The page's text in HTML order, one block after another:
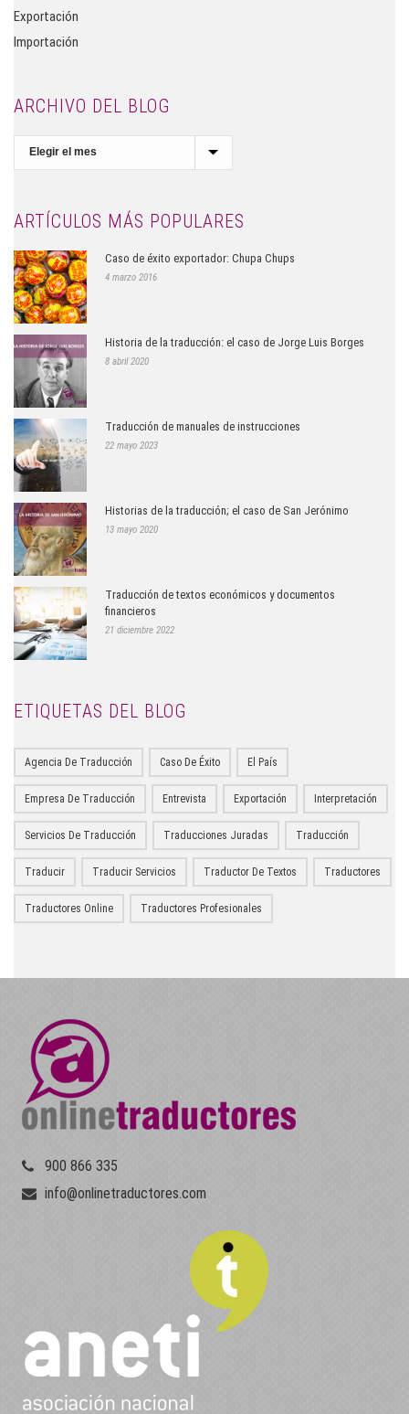
Exportación
Importación
ARCHIVO DEL BLOG
Archivo
del
ARTÍCULOS MÁS POPULARES
Caso de éxito exportador: Chupa Chups
4 marzo 2016
Historia de la traducción: el caso de Jorge Luis Borges
8 abril 2020
Traducción de manuales de instrucciones
22 mayo 2023
Historias de la traducción; el caso de San Jerónimo
13 mayo 2020
Traducción de textos económicos y documentos
financieros
21 diciembre 2022
ETIQUETAS DEL BLOG
Agencia De Traducción Caso De Éxito El País
Empresa De Traducción Entrevista Exportación Interpretación
Servicios De Traducción Traducciones Juradas Traducción
Traducir Traducir Servicios Traductor De Textos Traductores
Traductores Online Traductores Profesionales
900 866 335
info@onlinetraductores.com